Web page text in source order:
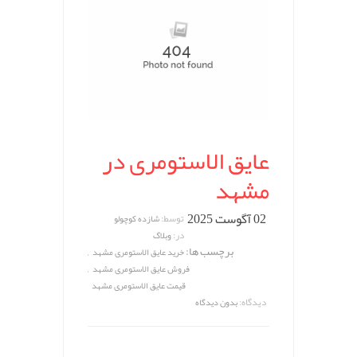
عایق الاستومری در
مشهد
02 آگوست 2025 توسط:شازده کوچولو
در:وبلاگ
برچسب ها:خرید عایق الاستومری مشهد ,
فروش عایق الاستومری مشهد ,
قیمت عایق الاستومری مشهد
دیدگاه:بدون دیدگاه